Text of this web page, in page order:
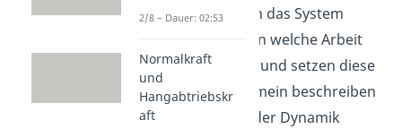
Wir bewegen nun das System
virtuell, überlegen welche Arbeit
verrichtet wurde und setzen diese
gleich Null. Allgemein beschreiben
wir die Arbeit in der Dynamik
2/8 – Dauer: 02:53
Normalkraft
und
Hangabtriebskr
aft